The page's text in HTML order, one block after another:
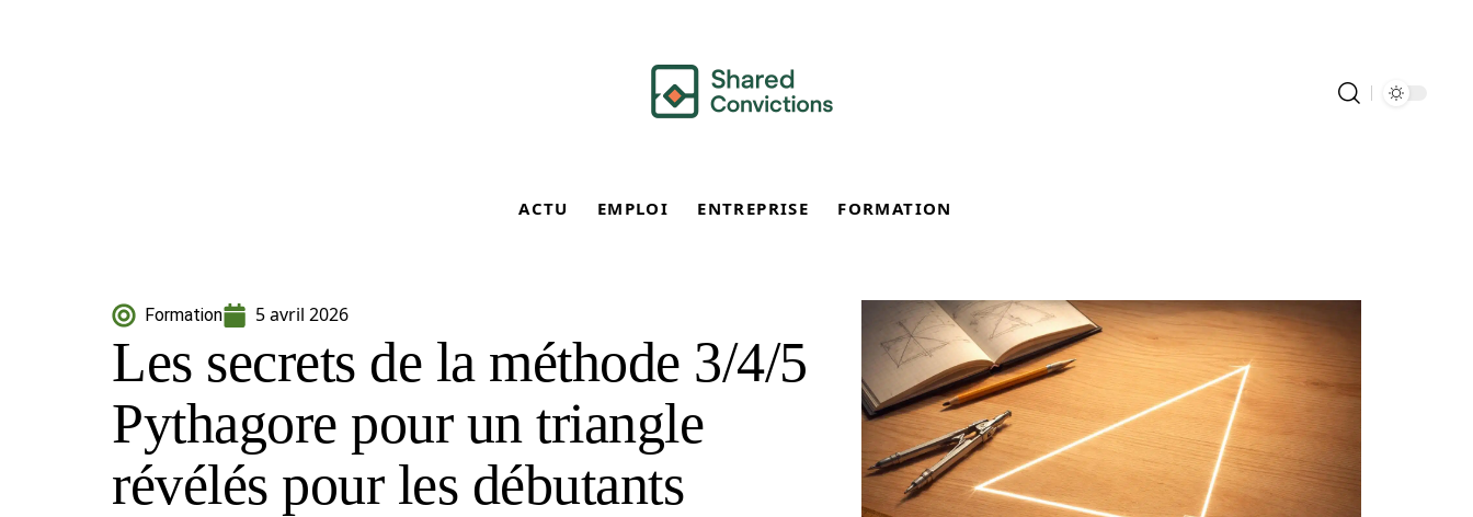
ACTU EMPLOI ENTREPRISE FORMATION
Formation 5 avril 2026
Les secrets de la méthode 3/4/5
Pythagore pour un triangle
révélés pour les débutants